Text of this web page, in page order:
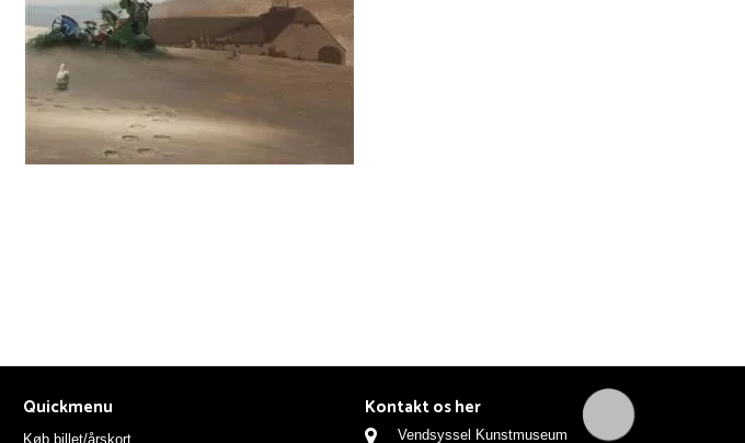
Quickmenu
Køb billet/årskort
Kontakt os her
Vendsyssel Kunstmuseum